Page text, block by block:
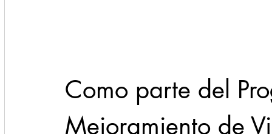
Seguridad 31abr
Como parte del
Mejoramiento de